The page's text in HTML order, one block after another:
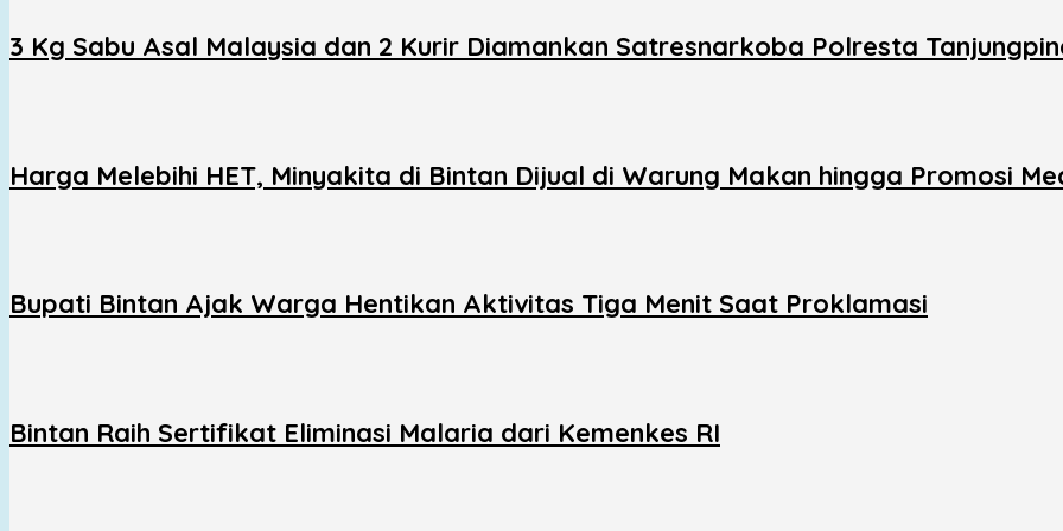
3 Kg Sabu Asal Malaysia dan 2 Kurir Diamankan Satresnarkoba Polresta
Harga Melebihi HET, Minyakita di Bintan Dijual di Warung Makan hingga Promosi
Bupati Bintan Ajak Warga Hentikan Aktivitas Tiga Menit Saat Proklamasi
Bintan Raih Sertifikat Eliminasi Malaria dari Kemenkes RI